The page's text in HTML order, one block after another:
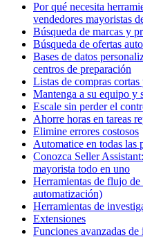
Por qué necesita
vendedores mayoristas
Búsqueda de marcas y
Búsqueda de ofertas
Bases de datos
centros de preparación
Listas de compras
Mantenga a su equipo y
Escale sin perder el
Ahorre horas en tareas
Elimine errores costosos
Automatice en todas las
Conozca Seller
mayorista todo en uno
Herramientas de flujo
automatización)
Herramientas de
Extensiones
Funciones avanzadas